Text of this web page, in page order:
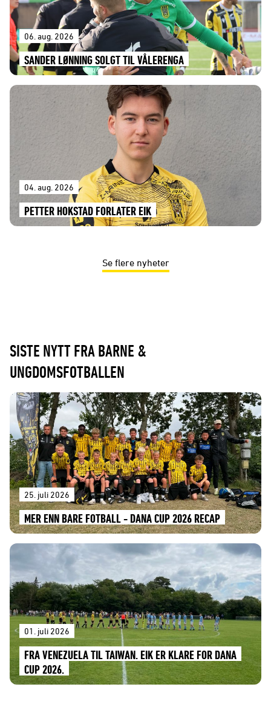
06. aug. 2026
SANDER LØNNING SOLGT TIL VÅLERENGA
04. aug. 2026
PETTER HOKSTAD FORLATER EIK
Se flere nyheter
SISTE NYTT FRA BARNE &
UNGDOMSFOTBALLEN
25. juli 2026
MER ENN BARE FOTBALL - DANA CUP 2026 RECAP
01. juli 2026
FRA VENEZUELA TIL TAIWAN. EIK ER KLARE FOR DANA
CUP 2026.